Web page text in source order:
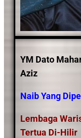
YM Dato
Aziz
Naib Yang
Lembaga
Tertua Di-Hilir